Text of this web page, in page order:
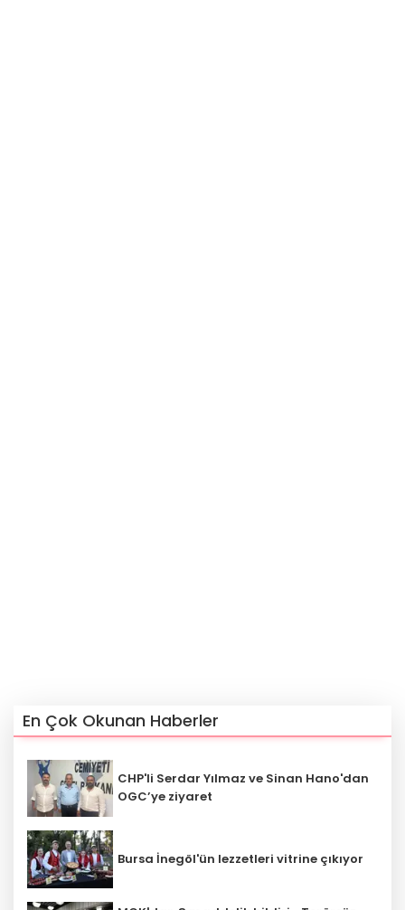
En Çok Okunan Haberler
CHP'li Serdar Yılmaz ve Sinan Hano'dan
OGC’ye ziyaret
Bursa İnegöl'ün lezzetleri vitrine çıkıyor